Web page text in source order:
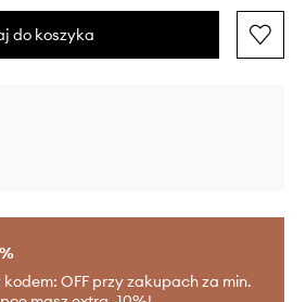
do koszyka
OFF przy zakupach za min.